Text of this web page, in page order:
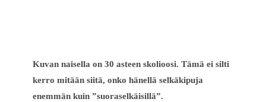
Kuvan naisella on 30 asteen skolioosi. Tämä ei silti
kerro mitään siitä, onko hänellä selkäkipuja
enemmän kuin ”suoraselkäisillä”.